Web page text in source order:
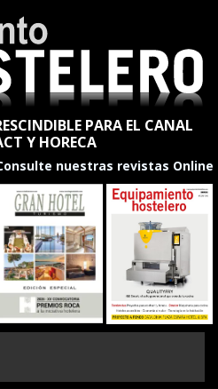
PARA EL CANAL
Y HORECA
nuestras revistas Online